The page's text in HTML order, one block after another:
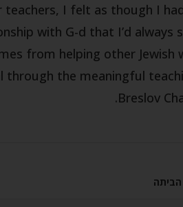
I felt as though I
with G-d that I’d always
from helping other Jewish
through the meaningful
Breslov
הביתה